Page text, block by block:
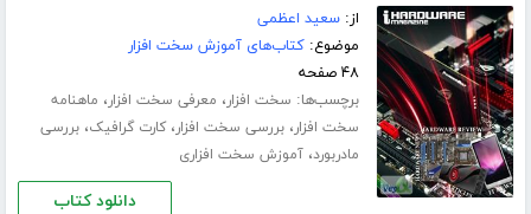
از:سعید اعظمی
موضوع:کتاب‌های آموزش سخت افزار
۴۸ صفحه
برچسب‌ها: سخت افزار، معرفی سخت افزار، ماهنامه
سخت افزار،بررسی سخت افزار،کارت گرافیک،بررسی
مادربورد،آموزش سخت افزاری
دانلود کتاب